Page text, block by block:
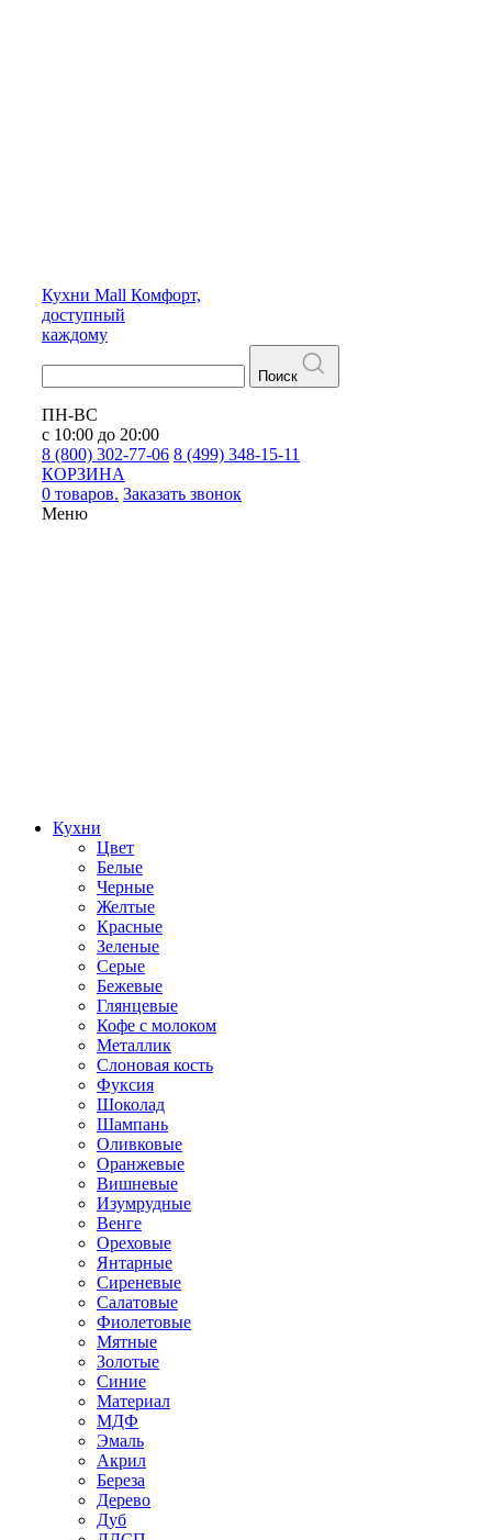
Кухни Mall Комфорт,
доступный
каждому
Поиск
ПН-ВС
с 10:00 до 20:00
8 (800) 302-77-06 8 (499) 348-15-11
КОРЗИНА
0 товаров. Заказать звонок
Меню
Кухни
Цвет
Белые
Черные
Желтые
Красные
Зеленые
Серые
Бежевые
Глянцевые
Кофе с молоком
Металлик
Слоновая кость
Фуксия
Шоколад
Шампань
Оливковые
Оранжевые
Вишневые
Изумрудные
Венге
Ореховые
Янтарные
Сиреневые
Салатовые
Фиолетовые
Мятные
Золотые
Синие
Материал
МДФ
Эмаль
Акрил
Береза
Дерево
Дуб